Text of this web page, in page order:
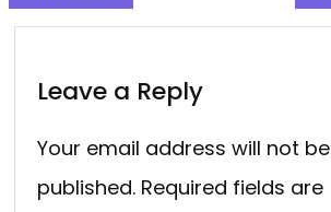
Leave a Reply
Your email address will not be
published. Required fields are